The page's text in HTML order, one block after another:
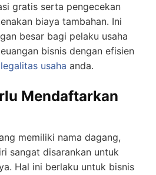
gratis serta pengecekan
biaya tambahan. Ini
besar bagi pelaku usaha
bisnis dengan efisien
legalitas usaha anda.
Mendaftarkan
memiliki nama dagang,
sangat disarankan untuk
Hal ini berlaku untuk bisnis